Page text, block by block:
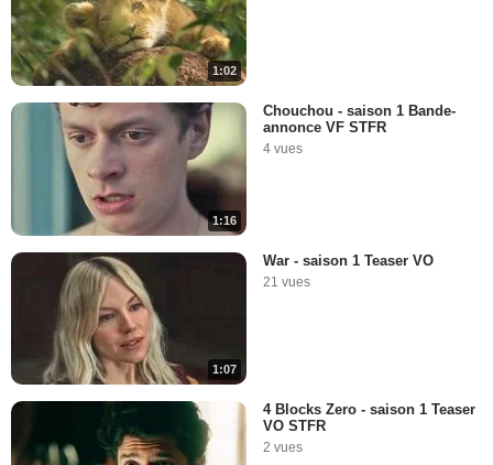
1:02
1:16
Chouchou - saison 1 Bande-
annonce VF STFR
4 vues
1:07
War - saison 1 Teaser VO
21 vues
4 Blocks Zero - saison 1 Teaser
VO STFR
2 vues